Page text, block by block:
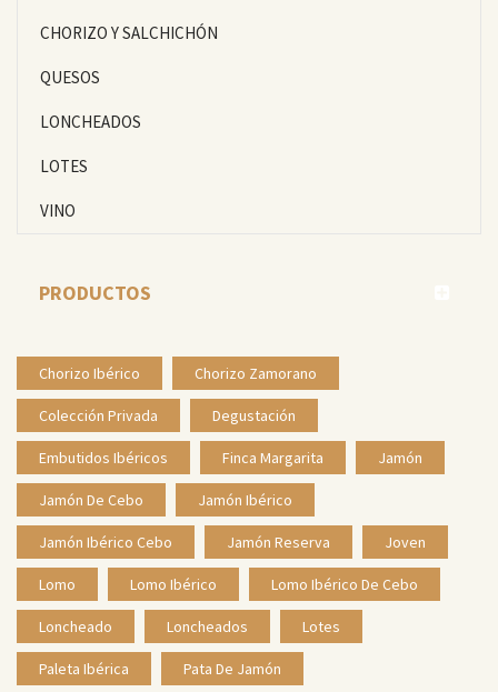
CHORIZO Y SALCHICHÓN
QUESOS
LONCHEADOS
LOTES
VINO
PRODUCTOS
Chorizo Ibérico Chorizo Zamorano
Colección Privada Degustación
Embutidos Ibéricos Finca Margarita Jamón
Jamón De Cebo Jamón Ibérico
Jamón Ibérico Cebo Jamón Reserva Joven
Lomo Lomo Ibérico Lomo Ibérico De Cebo
Loncheado Loncheados Lotes
Paleta Ibérica Pata De Jamón